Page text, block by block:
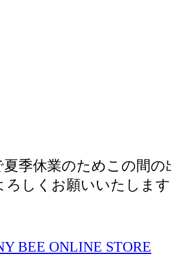
夏季休業のためこの間
ろしくお願いいたしま